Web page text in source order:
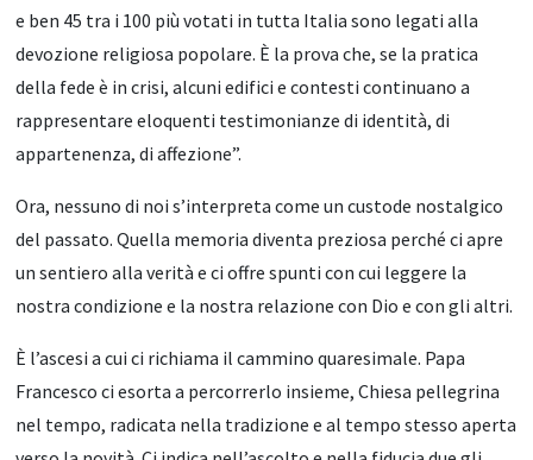
e ben 45 tra i 100 più votati in tutta Italia sono legati alla
devozione religiosa popolare. È la prova che, se la pratica
della fede è in crisi, alcuni edifici e contesti continuano a
rappresentare eloquenti testimonianze di identità, di
appartenenza, di affezione”.
Ora, nessuno di noi s’interpreta come un custode nostalgico
del passato. Quella memoria diventa preziosa perché ci apre
un sentiero alla verità e ci offre spunti con cui leggere la
nostra condizione e la nostra relazione con Dio e con gli altri.
È l’ascesi a cui ci richiama il cammino quaresimale. Papa
Francesco ci esorta a percorrerlo insieme, Chiesa pellegrina
nel tempo, radicata nella tradizione e al tempo stesso aperta